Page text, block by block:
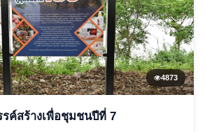
4873
รค์สร้างเพื่อชุมชนปีที่ 7